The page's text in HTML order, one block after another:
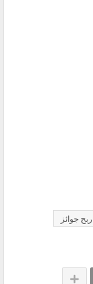
ربح جوائز